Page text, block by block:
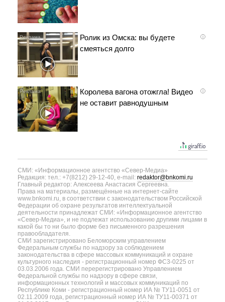
i
Ролик из Омска: вы будете
смеяться долго
i
Королева вагона отожгла! Видео
не оставит равнодушным
СМИ: «Информационное агентство «Север-Медиа»
Редакция: тел.: +7(8212) 29-12-40, e-mail: redaktor@bnkomi.ru
Главный редактор: Алексеева Анастасия Сергеевна.
Права на материалы, размещённые на интернет-сайте
www.bnkomi.ru, в соответствии с законодательством Российской
Федерации об охране результатов интеллектуальной
деятельности принадлежат СМИ: «Информационное агентство
«Север-Медиа», и не подлежат использованию другими лицами в
какой бы то ни было форме без письменного разрешения
правообладателя.
СМИ зарегистрировано Беломорским управлением
Федеральным службы по надзору за соблюдением
законодательства в сфере массовых коммуникаций и охране
культурного наследия - регистрационный номер ФС3-0225 от
03.03.2006 года. СМИ перерегистрировано Управлением
Федеральной службы по надзору в сфере связи,
информационных технологий и массовых коммуникаций по
Республике Коми - регистрационный номер ИА № ТУ11-0051 от
02.11.2009 года, регистрационный номер ИА № ТУ11-00371 от